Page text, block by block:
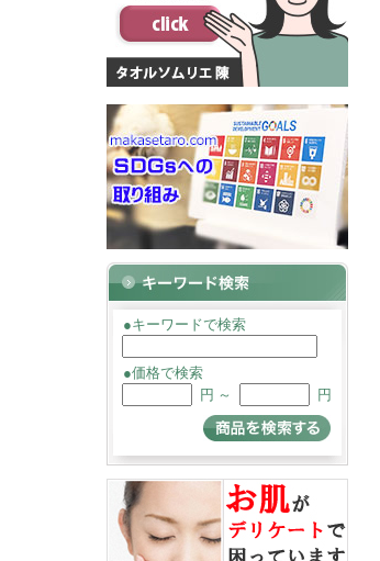
●キーワードで検索
●価格で検索
円 ～
円